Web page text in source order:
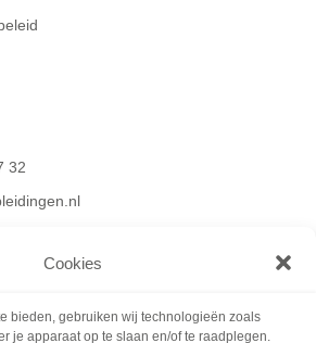
Cookies
bieden, gebruiken wij technologieën zoals
je apparaat op te slaan en/of te raadplegen.
32